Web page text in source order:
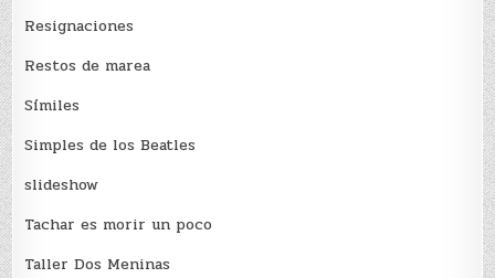
Resignaciones
Restos de marea
Sí­miles
Simples de los Beatles
slideshow
Tachar es morir un poco
Taller Dos Meninas